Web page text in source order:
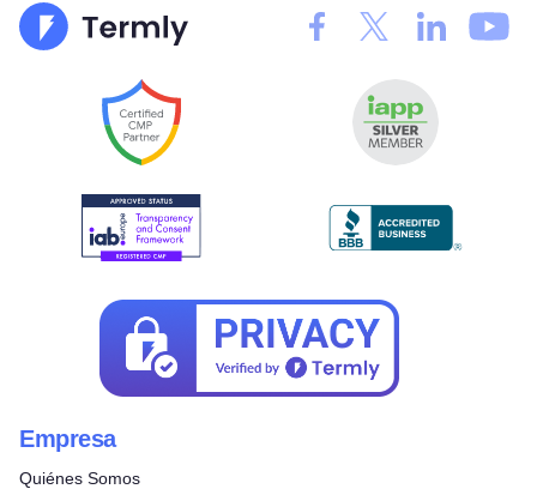
Empresa
Quiénes Somos